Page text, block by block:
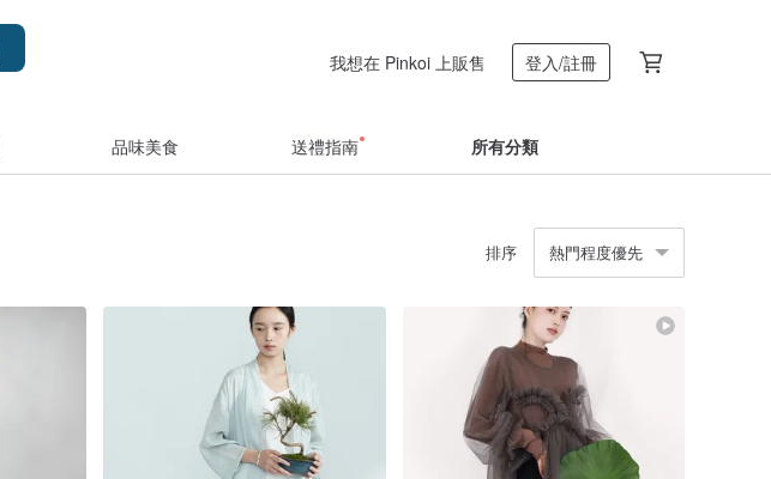
我想在 Pinkoi 上販售 登入/註冊
品味美食 送禮指南 所有分類
排序 熱門程度優先